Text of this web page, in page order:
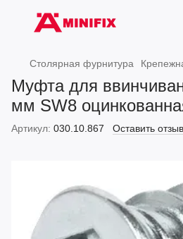
Столярная фурнитура
Муфта для
мм SW8
Артикул: 030.10.867 Оставить отзыв